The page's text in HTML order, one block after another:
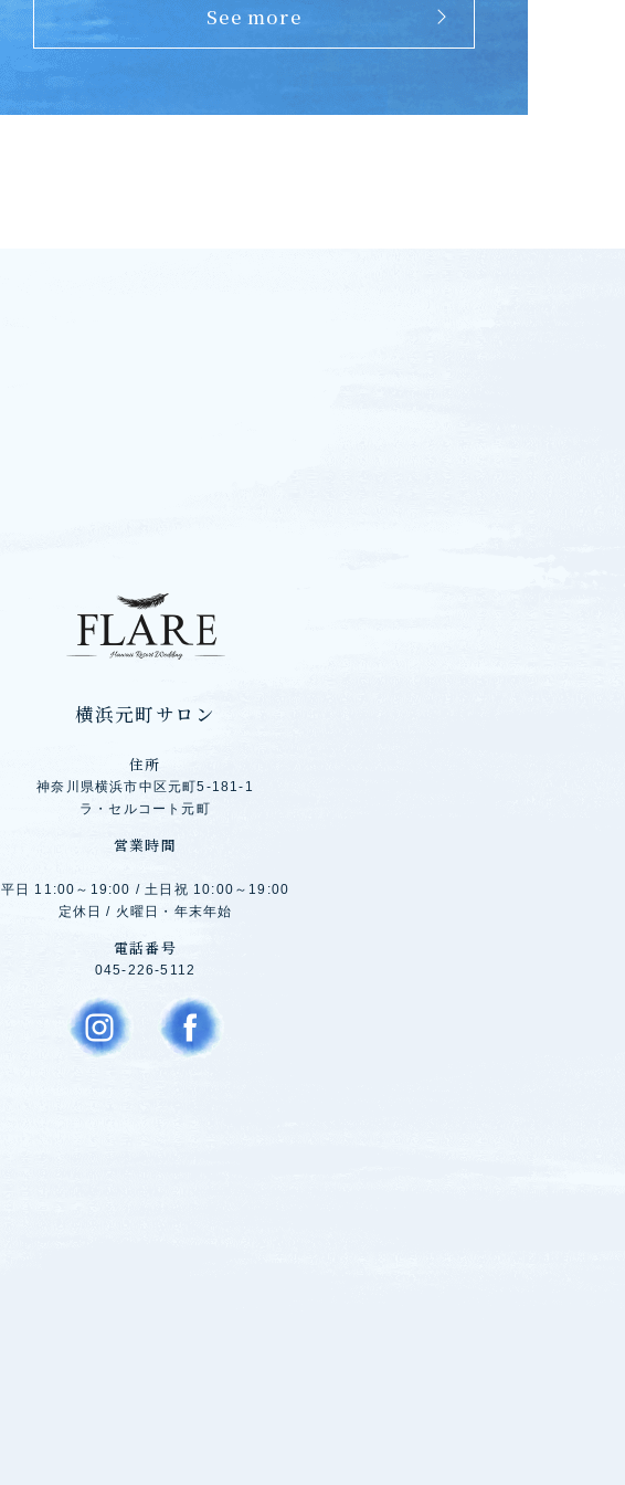
See more
横浜元町サロン
住所
神奈川県横浜市中区元町5-181-1
ラ・セルコート元町
営業時間
平日 11:00～19:00 / 土日祝 10:00～19:00
定休日 / 火曜日・年末年始
電話番号
045-226-5112